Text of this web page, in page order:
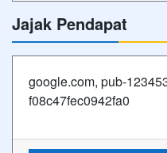
Jajak Pendapat
google.com, pub-
f08c47fec0942fa0